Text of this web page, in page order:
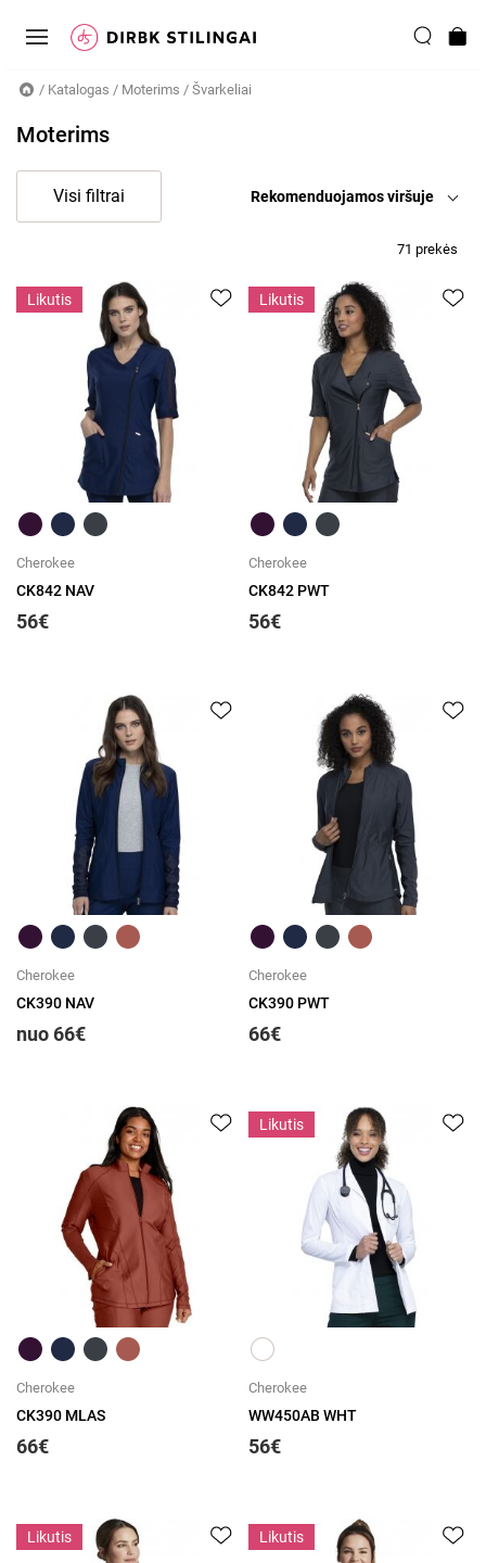
/ Katalogas / Moterims / Švarkeliai
Moterims
Visi filtrai rekomenduojamos viršuje
71 prekės
Likutis
Greita peržiūra
Cherokee
CK842 NAV
56€
Likutis
Greita peržiūra
Cherokee
CK842 PWT
56€
Greita peržiūra
Cherokee
CK390 NAV
nuo 66€
Greita peržiūra
Cherokee
CK390 PWT
66€
Greita peržiūra
Cherokee
CK390 MLAS
66€
Likutis
Cherokee
WW450AB WHT
56€
Likutis Likutis